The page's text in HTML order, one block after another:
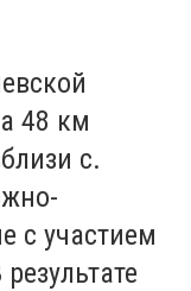
48 км
с.
с участием